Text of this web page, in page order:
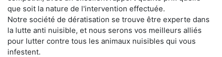
que soit la nature de l'intervention effectuée.
Notre société de dératisation se trouve être experte dans
la lutte anti nuisible, et nous serons vos meilleurs alliés
pour lutter contre tous les animaux nuisibles qui vous
infestent.